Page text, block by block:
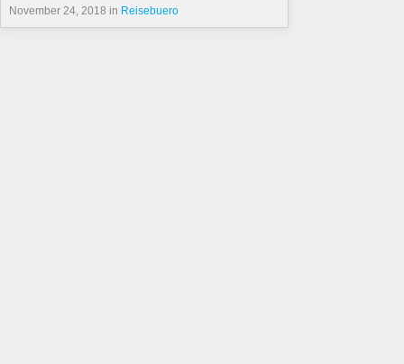
November 24, 2018 in Reisebuero